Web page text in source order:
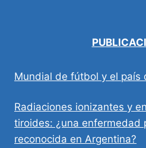
Mundial de fútbol y el país
Radiaciones ionizantes y
tiroides: ¿una enfermedad
reconocida en Argentina?